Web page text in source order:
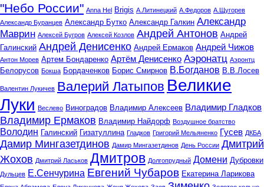
"Небо России" Anna Hel Brigis А.Литинецкий А.Федоров А.Щугорев
Александр Буранцев Александр Бутко Александр Галкин Александр
Маврин Алексей Бугров Алексей Козлов Андрей Антонов Андрей
Галинский Андрей Денисенко Андрей Ермаков Андрей Чижов
Антон Морев Артем Бондаренко Артём Денисенко Аэронатц Аэронтц
Белорусов Бокша Бордаченков Борис Смирнов В.Богданов В.В.Лосев
Валентин Лукичев Валерий Латыпов Великие
Луки Веслево Виноградов Владимир Алексеев Владимир Гладков
Владимир Ермаков Владимир Найдорф Воздушное братство
Володин Галинский Гизатуллина Гладков Григорий Мельяненко Гусев ДКБА
Дамир Мингазетдинов Дамир Мингазетдинов День России Дмитрий
Жохов Дмитрий Ласьков Дмитров Долгопрудный Домени Дубровки
Дульцев Е.Сенчурина Евгений Чубаров Екатерина Ларикова